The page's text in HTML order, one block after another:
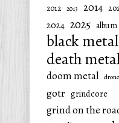
2012 2013 2014
2024 2025 album
black metal
death
doom metal drone
gotr grindcore
grind on the